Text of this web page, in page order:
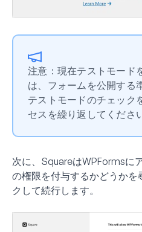
注意：現在テストモード
は、フォームを公開する
テストモードのチェック
セスを繰り返してくださ
次に、SquareはWPFormsに
の権限を付与するかどうか
クして続行します。